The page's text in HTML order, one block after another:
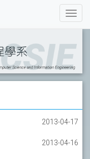
2013-04-17
2013-04-16